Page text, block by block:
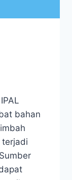
bahan
terjadi